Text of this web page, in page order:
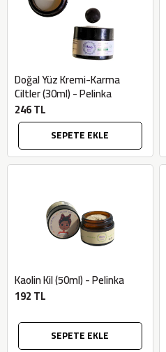
Doğal Yüz Kremi-Karma
Ciltler (30ml) - Pelinka
246 TL
SEPETE EKLE
Kaolin Kil (50ml) - Pelinka
192 TL
SEPETE EKLE